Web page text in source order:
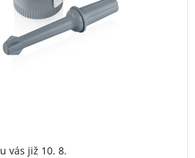
u vás již 10. 8.